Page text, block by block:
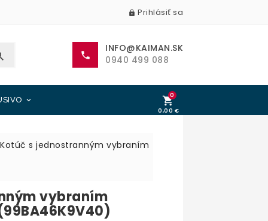
 Prihlásiť sa

INFO@KAIMAN.SK
0940 499 088
 
0
0,00 €
Kotúč s jednostranným vybraním
vybraním